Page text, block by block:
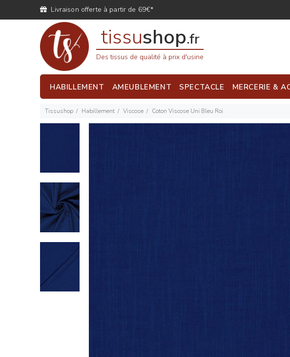
Livraison offerte à partir de 69€*
tissushop.fr
Des tissus de qualité à prix d'usine
HABILLEMENT AMEUBLEMENT SPECTACLE MERCERIE &
Tissushop Habillement Viscose Coton Viscose Uni Bleu Roi